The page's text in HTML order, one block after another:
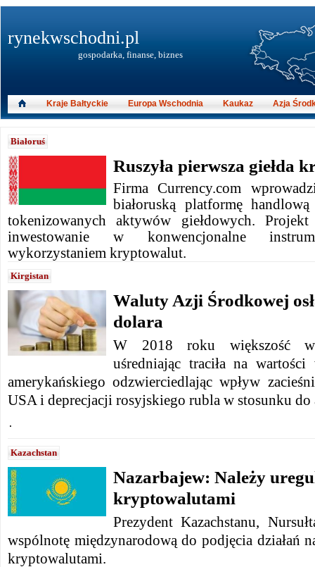
Białoruś
Ruszyła pierwsza giełda
Firma Currency.com
białoruską platformę
tokenizowanych aktywów giełdowych.
inwestowanie w konwencjonalne
wykorzystaniem kryptowalut.
Kirgistan
Waluty Azji Środkowej
dolara
W 2018 roku większość
uśredniając traciła na
amerykańskiego odzwierciedlając wpływ
USA i deprecjacji rosyjskiego rubla w stosunku
.
Kazachstan
Nazarbajew: Należy
kryptowalutami
Prezydent Kazachstanu,
wspólnotę międzynarodową do podjęcia działań
kryptowalutami.
rynekwschodni.pl
gospodarka, finanse, biznes
Kraje Bałtyckie Europa Wschodnia Kaukaz Azja